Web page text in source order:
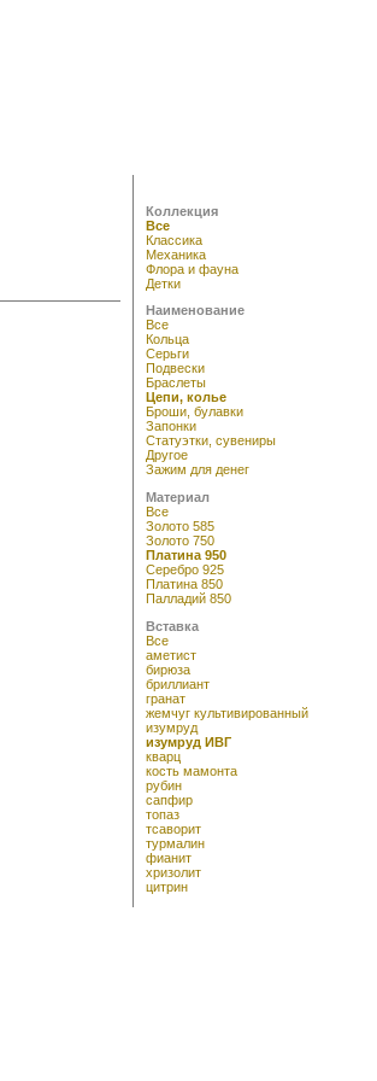
Коллекция
Все
Классика
Механика
Флора и фауна
Детки
Наименование
Все
Кольца
Серьги
Подвески
Браслеты
Цепи, колье
Броши, булавки
Запонки
Статуэтки, сувениры
Другое
Зажим для денег
Материал
Все
Золото 585
Золото 750
Платина 950
Серебро 925
Платина 850
Палладий 850
Вставка
Все
аметист
бирюза
бриллиант
гранат
жемчуг культивированный
изумруд
изумруд ИВГ
кварц
кость мамонта
рубин
сапфир
топаз
тсаворит
турмалин
фианит
хризолит
цитрин